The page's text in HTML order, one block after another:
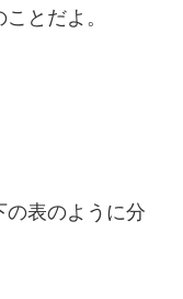
とだよ。
の表のように分